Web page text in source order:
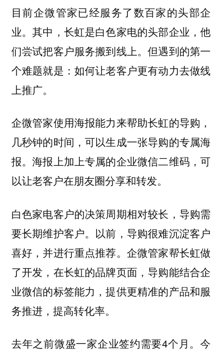
目前企微管家已经服务了数百家的头部企
业。其中，长虹是白色家电的头部企业，他
们尝试把客户服务搬到线上。但遇到的第一
个难题就是：如何让老客户更有动力去做线
上推广。
企微管家使用海报能力来帮助长虹的导购，
几秒钟的时间，可以生成一张导购的专属海
报。海报上加上专属的企业微信二维码，可
以让老客户在朋友圈分享和转发。
白色家电客户的决策周期相对较长，导购需
要长期维护客户。以前，导购很难沉淀客户
喜好，并进行重点推荐。企微管家帮长虹做
了开发，在长虹的品牌页面，导购能结合企
业微信的标签能力，提供更精准的产品和服
务推进，提高转化率。
去年之前微盛一家企业签约需要4个月。今